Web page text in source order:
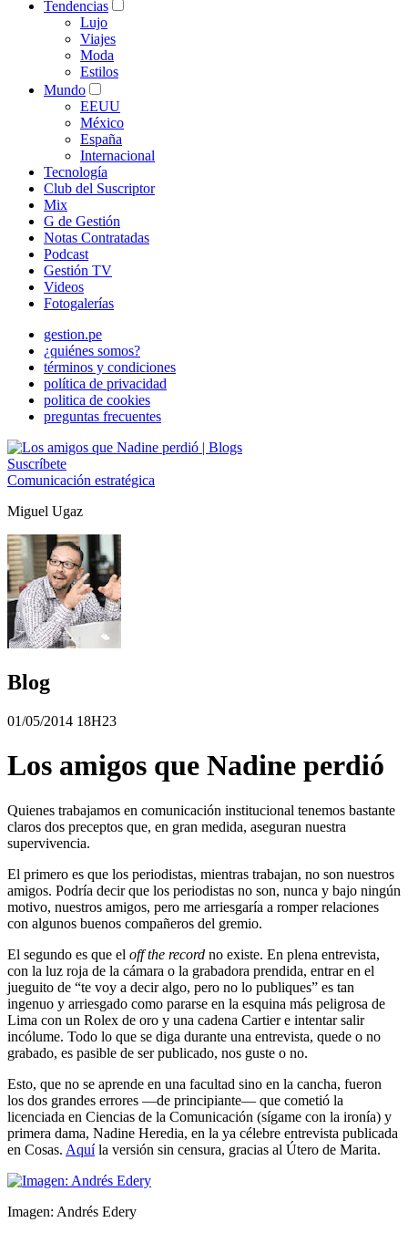
Tendencias
Lujo
Viajes
Moda
Estilos
Mundo
EEUU
México
España
Internacional
Tecnología
Club del Suscriptor
Mix
G de Gestión
Notas Contratadas
Podcast
Gestión TV
Videos
Fotogalerías
gestion.pe
¿quiénes somos?
términos y condiciones
política de privacidad
politica de cookies
preguntas frecuentes
Suscríbete
Comunicación estratégica
Miguel Ugaz
Blog
01/05/2014 18H23
Los amigos que Nadine perdió
Quienes trabajamos en comunicación institucional tenemos bastante
claros dos preceptos que, en gran medida, aseguran nuestra
supervivencia.
El primero es que los periodistas, mientras trabajan, no son nuestros
amigos. Podría decir que los periodistas no son, nunca y bajo ningún
motivo, nuestros amigos, pero me arriesgaría a romper relaciones
con algunos buenos compañeros del gremio.
El segundo es que el off the record no existe. En plena entrevista,
con la luz roja de la cámara o la grabadora prendida, entrar en el
jueguito de “te voy a decir algo, pero no lo publiques” es tan
ingenuo y arriesgado como pararse en la esquina más peligrosa de
Lima con un Rolex de oro y una cadena Cartier e intentar salir
incólume. Todo lo que se diga durante una entrevista, quede o no
grabado, es pasible de ser publicado, nos guste o no.
Esto, que no se aprende en una facultad sino en la cancha, fueron
los dos grandes errores —de principiante— que cometió la
licenciada en Ciencias de la Comunicación (sígame con la ironía) y
primera dama, Nadine Heredia, en la ya célebre entrevista publicada
en Cosas. Aquíla versión sin censura, gracias al Útero de Marita.
Imagen: Andrés Edery